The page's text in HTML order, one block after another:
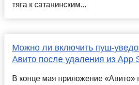
тяга к сатанинским...
Можно ли включить пуш-
Авито после удаления из App
В конце мая приложение «Авито»